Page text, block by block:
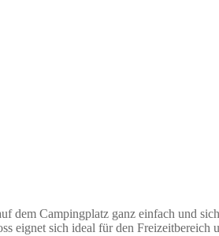
dem Campingplatz ganz einfach und
eignet sich ideal für den Freizeitbereich